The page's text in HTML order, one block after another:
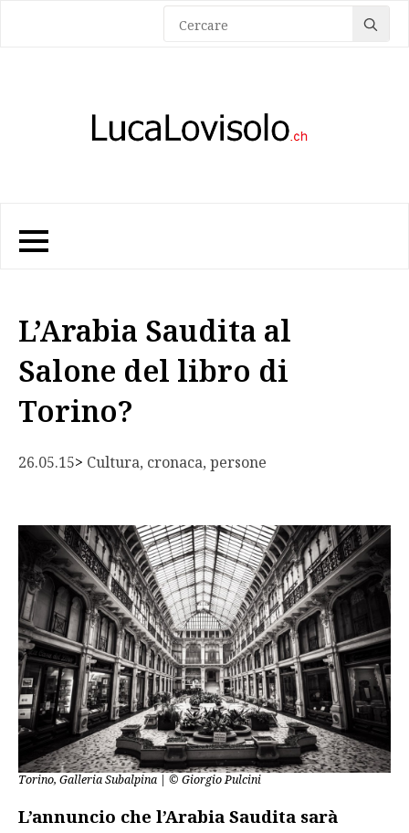
for:
L’Arabia Saudita al
Salone del libro di
Torino?
26.05.15> Cultura, cronaca, persone
Torino, Galleria Subalpina | © Giorgio Pulcini
L’annuncio che l’Arabia Saudita sarà